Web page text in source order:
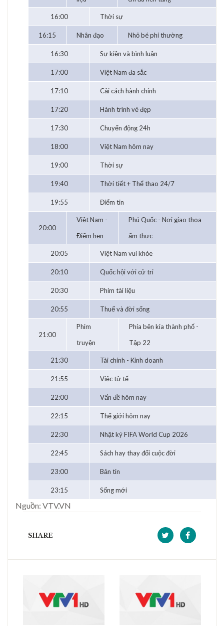
16:00 Thời sự
16:15 Nhân đạo Nhỏ bé phi thường
16:30 Sự kiện và bình luận
17:00 Việt Nam đa sắc
17:10 Cải cách hành chính
17:20 Hành trình vẻ đẹp
17:30 Chuyển động 24h
18:00 Việt Nam hôm nay
19:00 Thời sự
19:40 Thời tiết + Thể thao 24/7
19:55 Điểm tin
20:00
Việt Nam -
Điểm hẹn
Phú Quốc - Nơi giao thoa
ẩm thực
20:05 Việt Nam vui khỏe
20:10 Quốc hội với cử tri
20:30 Phim tài liệu
20:55 Thuế và đời sống
21:00
Phim
truyện
Phía bên kia thành phố -
Tập 22
21:30 Tài chính - Kinh doanh
21:55 Việc tử tế
22:00 Vấn đề hôm nay
22:15 Thế giới hôm nay
22:30 Nhật ký FIFA World Cup 2026
22:45 Sách hay thay đổi cuộc đời
23:00 Bản tin
23:15 Sống mới
Nguồn: VTV.VN
SHARE